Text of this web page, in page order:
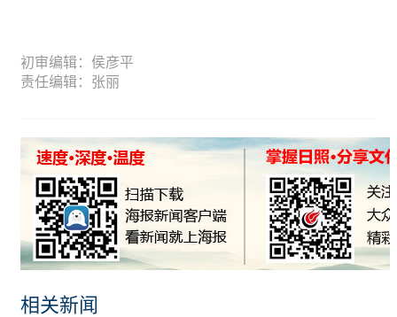
初审编辑：侯彦平
责任编辑：张丽
相关新闻